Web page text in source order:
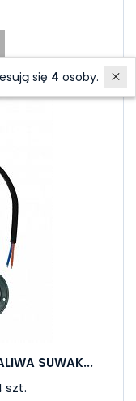
SUWAK...
szt.
się 4 osoby.